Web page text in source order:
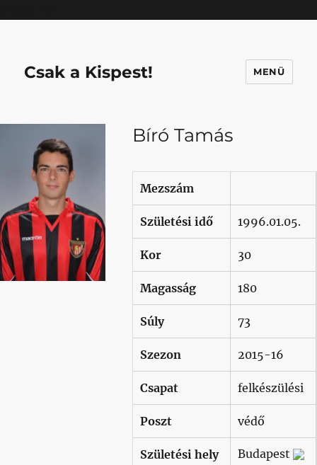
Csak a Kispest! MENÜ
Bíró Tamás
Mezszám
Születési idő 1996.01.05.
Kor 30
Magasság 180
Súly 73
Szezon 2015-16
Csapat felkészülési
Poszt védő
Születési hely Budapest